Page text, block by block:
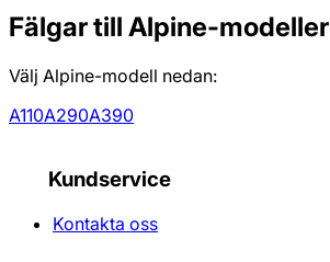
Fälgar till Alpine-modeller
Välj Alpine-modell nedan:
A110A290A390
Kundservice
Kontakta oss